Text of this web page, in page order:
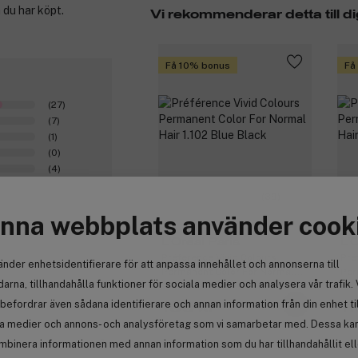
webbplats använder
enhetsidentifierare för att anpassa innehållet och annonserna till
tillhandahålla funktioner för sociala medier och analysera vår trafik.
även sådana identifierare och annan information från din enhet
medier och annons- och analysföretag som vi samarbetar med. Dessa
informationen med annan information som du har tillhandahållit
Vi rekommenderar detta till
Få 10% bonus
Préférence Vivid Colours
Permanent Color For Normal
Hair 1.102 Blue Black
100 kr
har köpt.
(27)
(7)
(1)
(0)
(4)
0